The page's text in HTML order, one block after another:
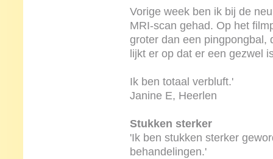
Vorige week ben ik bij de
MRI-scan gehad. Op het
groter dan een pingpongbal,
lijkt er op dat er een gezwel
Ik ben totaal verbluft.'
Janine E, Heerlen
Stukken sterker
'Ik ben stukken sterker
behandelingen.'